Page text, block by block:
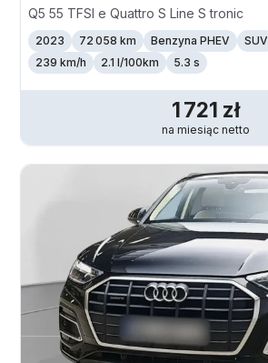
Q5 55 TFSI e Quattro S Line S tronic
2023 72 058 km Benzyna PHEV SUV
239 km/h 2.1 l/100km 5.3 s
1 721 zł
na miesiąc netto